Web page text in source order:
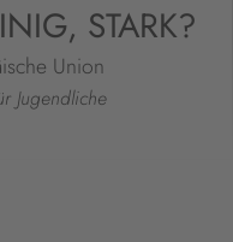
STARK?
Union
Jugendliche